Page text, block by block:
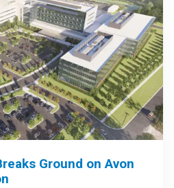
Ground on Avon